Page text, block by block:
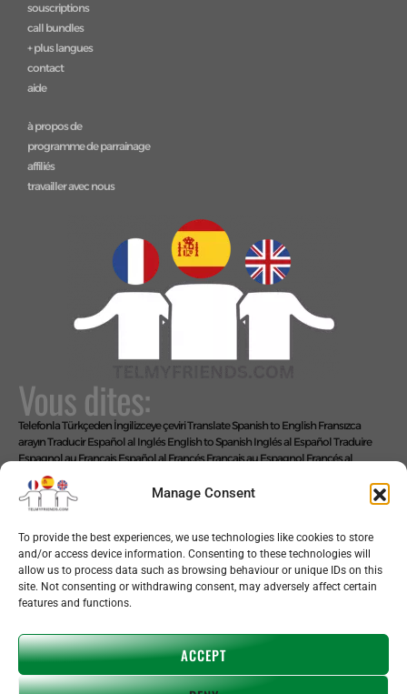
Manage Consent
To provide the best experiences, we use technologies like cookies to store
and/or access device information. Consenting to these technologies will
allow us to process data such as browsing behaviour or unique IDs on this
site. Not consenting or withdrawing consent, may adversely affect certain
features and functions.
ACCEPT
souscriptions
call bundles
+ plus langues
contact
aide
à propos de
programme de parrainage
affiliés
travailler avec nous
Vous dites:
Telefonla Türkçeden İngilizceye çeviriTranslate Spanish to English Fransızca
arayınTraducir Español al Inglés English to Spanish Inglés al EspañolTraduire
Espagnol au Français Español al Francés Français au Espagnol Francés al
Español
SpanischAlemán al Español
Live Translate Spanish Speaker Zoom Interpreter
Video Interpreter Language Interpretation and Translation Help with
Nous disons: FACILE !